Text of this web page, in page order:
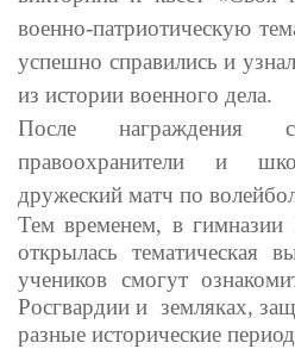
военно-патриотическую
успешно справились и
из истории военного дела.
После награждения
правоохранители и
дружеский матч по
Тем временем, в
открылась тематическая
учеников смогут
Росгвардии и земляках,
разные исторические